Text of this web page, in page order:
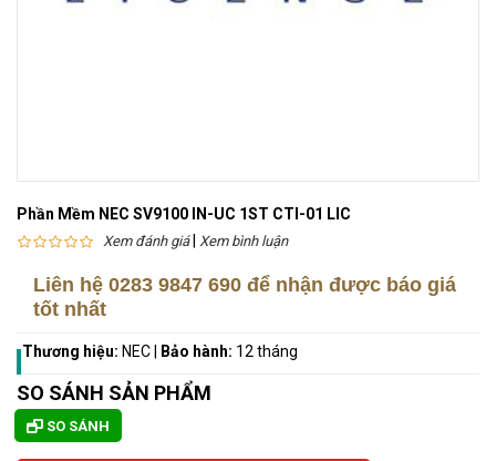
Phần Mềm NEC SV9100 IN-UC 1ST CTI-01 LIC
Xem đánh giá| Xem bình luận
Liên hệ 0283 9847 690 để nhận được báo giá
tốt nhất
Thương hiệu: NEC Bảo hành: 12 tháng
SO SÁNH SẢN PHẨM
SO SÁNH